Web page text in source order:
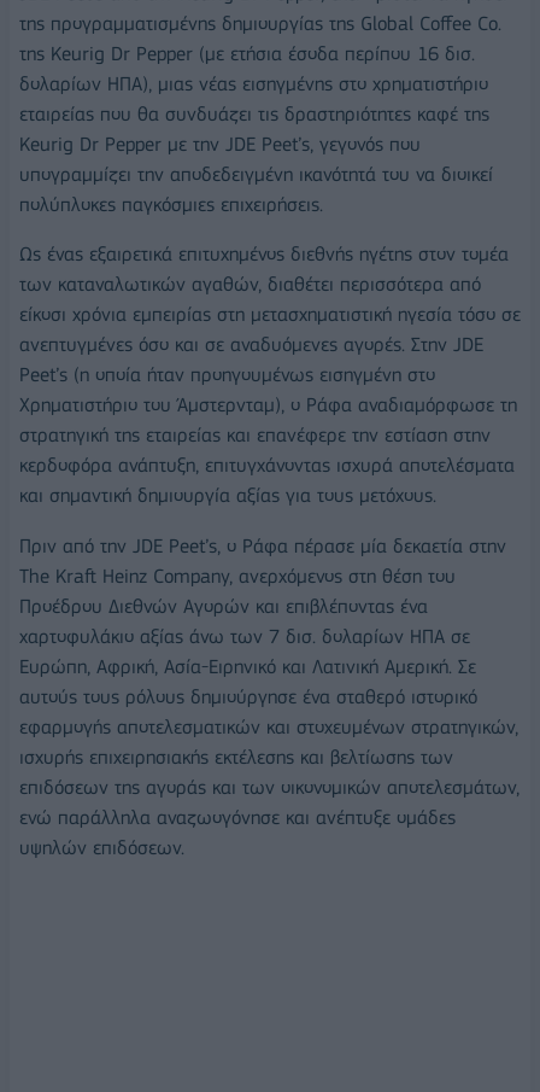
της προγραμματισμένης δημιουργίας της Global Coffee Co.
της Keurig Dr Pepper (με ετήσια έσοδα περίπου 16 δισ.
δολαρίων ΗΠΑ), μιας νέας εισηγμένης στο χρηματιστήριο
εταιρείας που θα συνδυάζει τις δραστηριότητες καφέ της
Keurig Dr Pepper με την JDE Peet’s, γεγονός που
υπογραμμίζει την αποδεδειγμένη ικανότητά του να διοικεί
πολύπλοκες παγκόσμιες επιχειρήσεις.
Ως ένας εξαιρετικά επιτυχημένος διεθνής ηγέτης στον τομέα
των καταναλωτικών αγαθών, διαθέτει περισσότερα από
είκοσι χρόνια εμπειρίας στη μετασχηματιστική ηγεσία τόσο σε
ανεπτυγμένες όσο και σε αναδυόμενες αγορές. Στην JDE
Peet’s (η οποία ήταν προηγουμένως εισηγμένη στο
Χρηματιστήριο του Άμστερνταμ), ο Ράφα αναδιαμόρφωσε τη
στρατηγική της εταιρείας και επανέφερε την εστίαση στην
κερδοφόρα ανάπτυξη, επιτυγχάνοντας ισχυρά αποτελέσματα
και σημαντική δημιουργία αξίας για τους μετόχους.
Πριν από την JDE Peet’s, ο Ράφα πέρασε μία δεκαετία στην
The Kraft Heinz Company, ανερχόμενος στη θέση του
Προέδρου Διεθνών Αγορών και επιβλέποντας ένα
χαρτοφυλάκιο αξίας άνω των 7 δισ. δολαρίων ΗΠΑ σε
Ευρώπη, Αφρική, Ασία-Ειρηνικό και Λατινική Αμερική. Σε
αυτούς τους ρόλους δημιούργησε ένα σταθερό ιστορικό
εφαρμογής αποτελεσματικών και στοχευμένων στρατηγικών,
ισχυρής επιχειρησιακής εκτέλεσης και βελτίωσης των
επιδόσεων της αγοράς και των οικονομικών αποτελεσμάτων,
ενώ παράλληλα αναζωογόνησε και ανέπτυξε ομάδες
υψηλών επιδόσεων.